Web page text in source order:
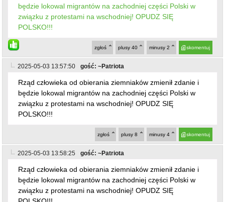
będzie lokowal migrantów na zachodniej części Polski w
związku z protestami na wschodniej! OPUDZ SIĘ
POLSKO!!!
skomentuj
minusy 2
plusy 40
zgłoś
2025-05-03 13:57:50 gość: ~Patriota
Rząd człowieka od obierania ziemniaków zmienił zdanie i
będzie lokowal migrantów na zachodniej części Polski w
związku z protestami na wschodniej! OPUDZ SIĘ
POLSKO!!!
skomentuj
minusy 4
plusy 8
zgłoś
2025-05-03 13:58:25 gość: ~Patriota
Rząd człowieka od obierania ziemniaków zmienił zdanie i
będzie lokowal migrantów na zachodniej części Polski w
związku z protestami na wschodniej! OPUDZ SIĘ